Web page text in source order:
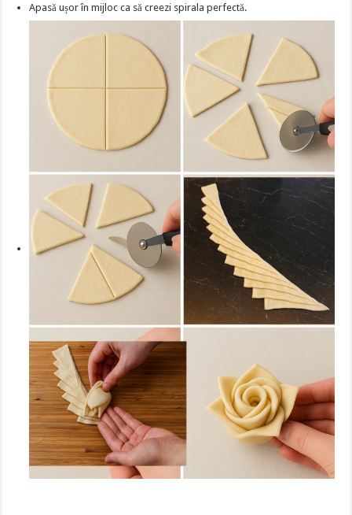
Apasă ușor în mijloc ca să creezi spirala perfectă.